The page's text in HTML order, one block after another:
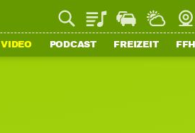
PlaylistStaupilotWetter
VIDEO PODCAST FREIZEIT